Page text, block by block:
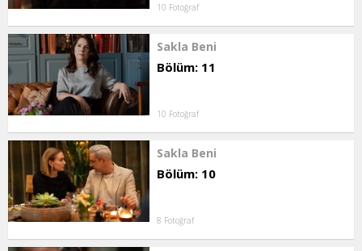
10 Fotoğraf
Sakla Beni
Bölüm: 11
10 Fotoğraf
Sakla Beni
Bölüm: 10
8 Fotoğraf